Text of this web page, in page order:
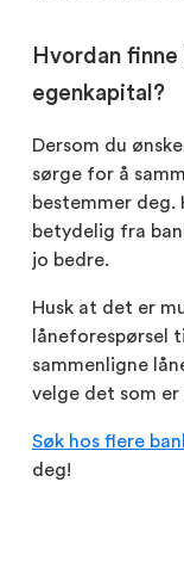
Hvordan
egenkapital?
Dersom du
sørge for å
bestemmer deg.
betydelig fra
jo bedre.
Husk at det er
låneforespørsel
sammenligne
velge det som
Søk hos flere
deg!